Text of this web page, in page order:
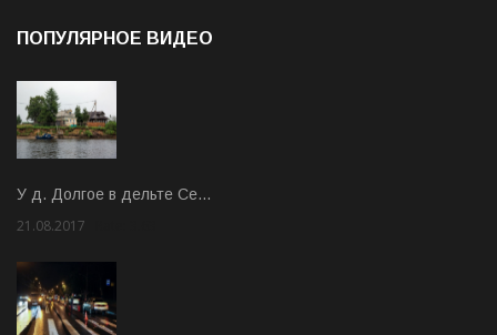
ПОПУЛЯРНОЕ ВИДЕО
У д. Долгое в дельте Се…
21.08.2017